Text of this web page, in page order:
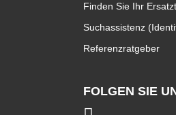
Finden Sie Ihr
Suchassistenz
Referenzratgeber
FOLGEN SIE